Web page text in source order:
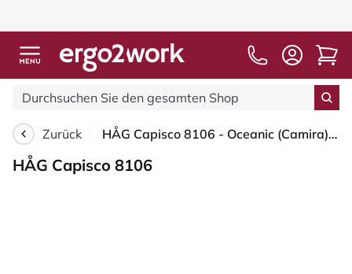
Zurück HÅG Capisco 8106 - Oceanic (Camira) - Recyceltes Polyester - OCI011 - Light blue - Moss Grey - 265 mm (Sitzhöhe 53-79cm) - Bodengleiter
HÅG Capisco 8106